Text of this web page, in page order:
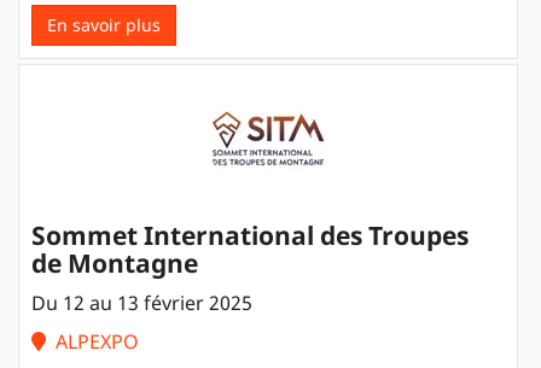
En savoir plus
Sommet International des Troupes
de Montagne
Du 12 au 13 février 2025
ALPEXPO